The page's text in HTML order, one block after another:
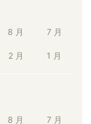
8 月 7 月
2 月 1 月
8 月 7 月